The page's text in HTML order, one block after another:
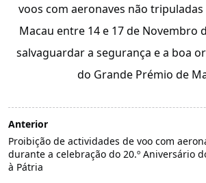
voos com aeronaves não
Macau entre 14 e 17 de Novembro
salvaguardar a segurança e a boa
do Grande Prémio de
Anterior
Proibição de actividades de voo com
durante a celebração do 20.º Aniversário
à Pátria